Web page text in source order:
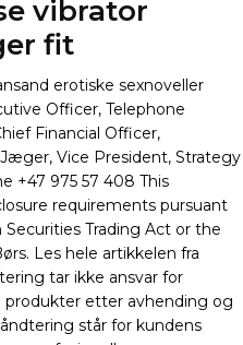
vibrator
fit
erotiske sexnoveller
Officer, Telephone
Financial Officer,
Vice President, Strategy
+47 975 57 408 This
requirements pursuant
Trading Act or the
Les hele artikkelen fra
tar ikke ansvar for
produkter etter avhending og
står for kundens